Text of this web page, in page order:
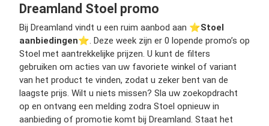
Dreamland Stoel promo
Bij Dreamland vindt u een ruim aanbod aan ⭐️Stoel
aanbiedingen⭐️. Deze week zijn er 0 lopende promo’s op
Stoel met aantrekkelijke prijzen. U kunt de filters
gebruiken om acties van uw favoriete winkel of variant
van het product te vinden, zodat u zeker bent van de
laagste prijs. Wilt u niets missen? Sla uw zoekopdracht
op en ontvang een melding zodra Stoel opnieuw in
aanbieding of promotie komt bij Dreamland. Staat het